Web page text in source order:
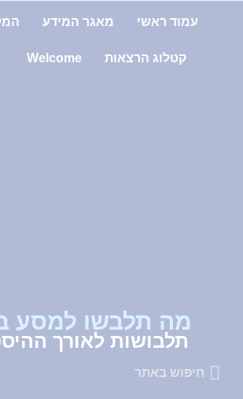
עמוד ראשי מאגר המידע
קטלוג הרצאות Welcome
מה תלבשו למסע
תלבושות לאורך